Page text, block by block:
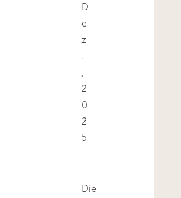
D
e
z
.
2
0
2
5
Die